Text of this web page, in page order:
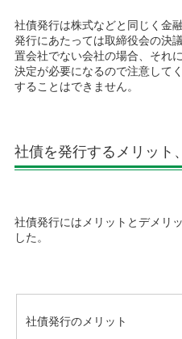
社債発行は株式などと同じく金
発行にあたっては取締役会の決
置会社でない会社の場合、それ
決定が必要になるので注意して
することはできません。
社債を発行するメリット
社債発行にはメリットとデメリ
した。
社債発行のメリット